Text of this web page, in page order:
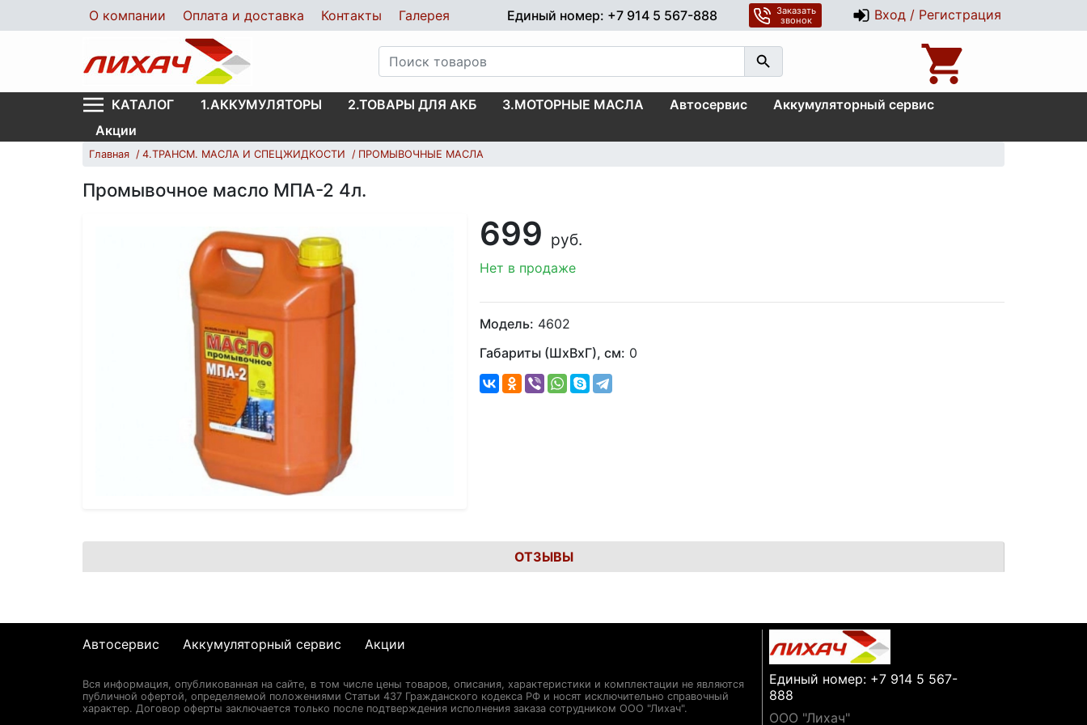
О компании Оплата и доставка Контакты Галерея Единый номер: +7 914 5 567-888
Заказать
звонок
Вход / Регистрация
КАТАЛОГ 1.АККУМУЛЯТОРЫ 2.ТОВАРЫ ДЛЯ АКБ 3.МОТОРНЫЕ МАСЛА Автосервис
Аккумуляторный сервис
Акции
Главная 4.ТРАНСМ. МАСЛА И СПЕЦЖИДКОСТИ ПРОМЫВОЧНЫЕ МАСЛА
Промывочное масло МПА-2 4л.
699 руб.
Нет в продаже
Модель: 4602
Габариты (ШхВхГ), см: 0
ОТЗЫВЫ
Единый номер: +7 914 5 567-
888
ООО "Лихач"
Автосервис Аккумуляторный сервис Акции
Вся информация, опубликованная на сайте, в том числе цены товаров, описания, характеристики и комплектации не являются
публичной офертой, определяемой положениями Статьи 437 Гражданского кодекса РФ и носят исключительно справочный
характер. Договор оферты заключается только после подтверждения исполнения заказа сотрудником ООО "Лихач".